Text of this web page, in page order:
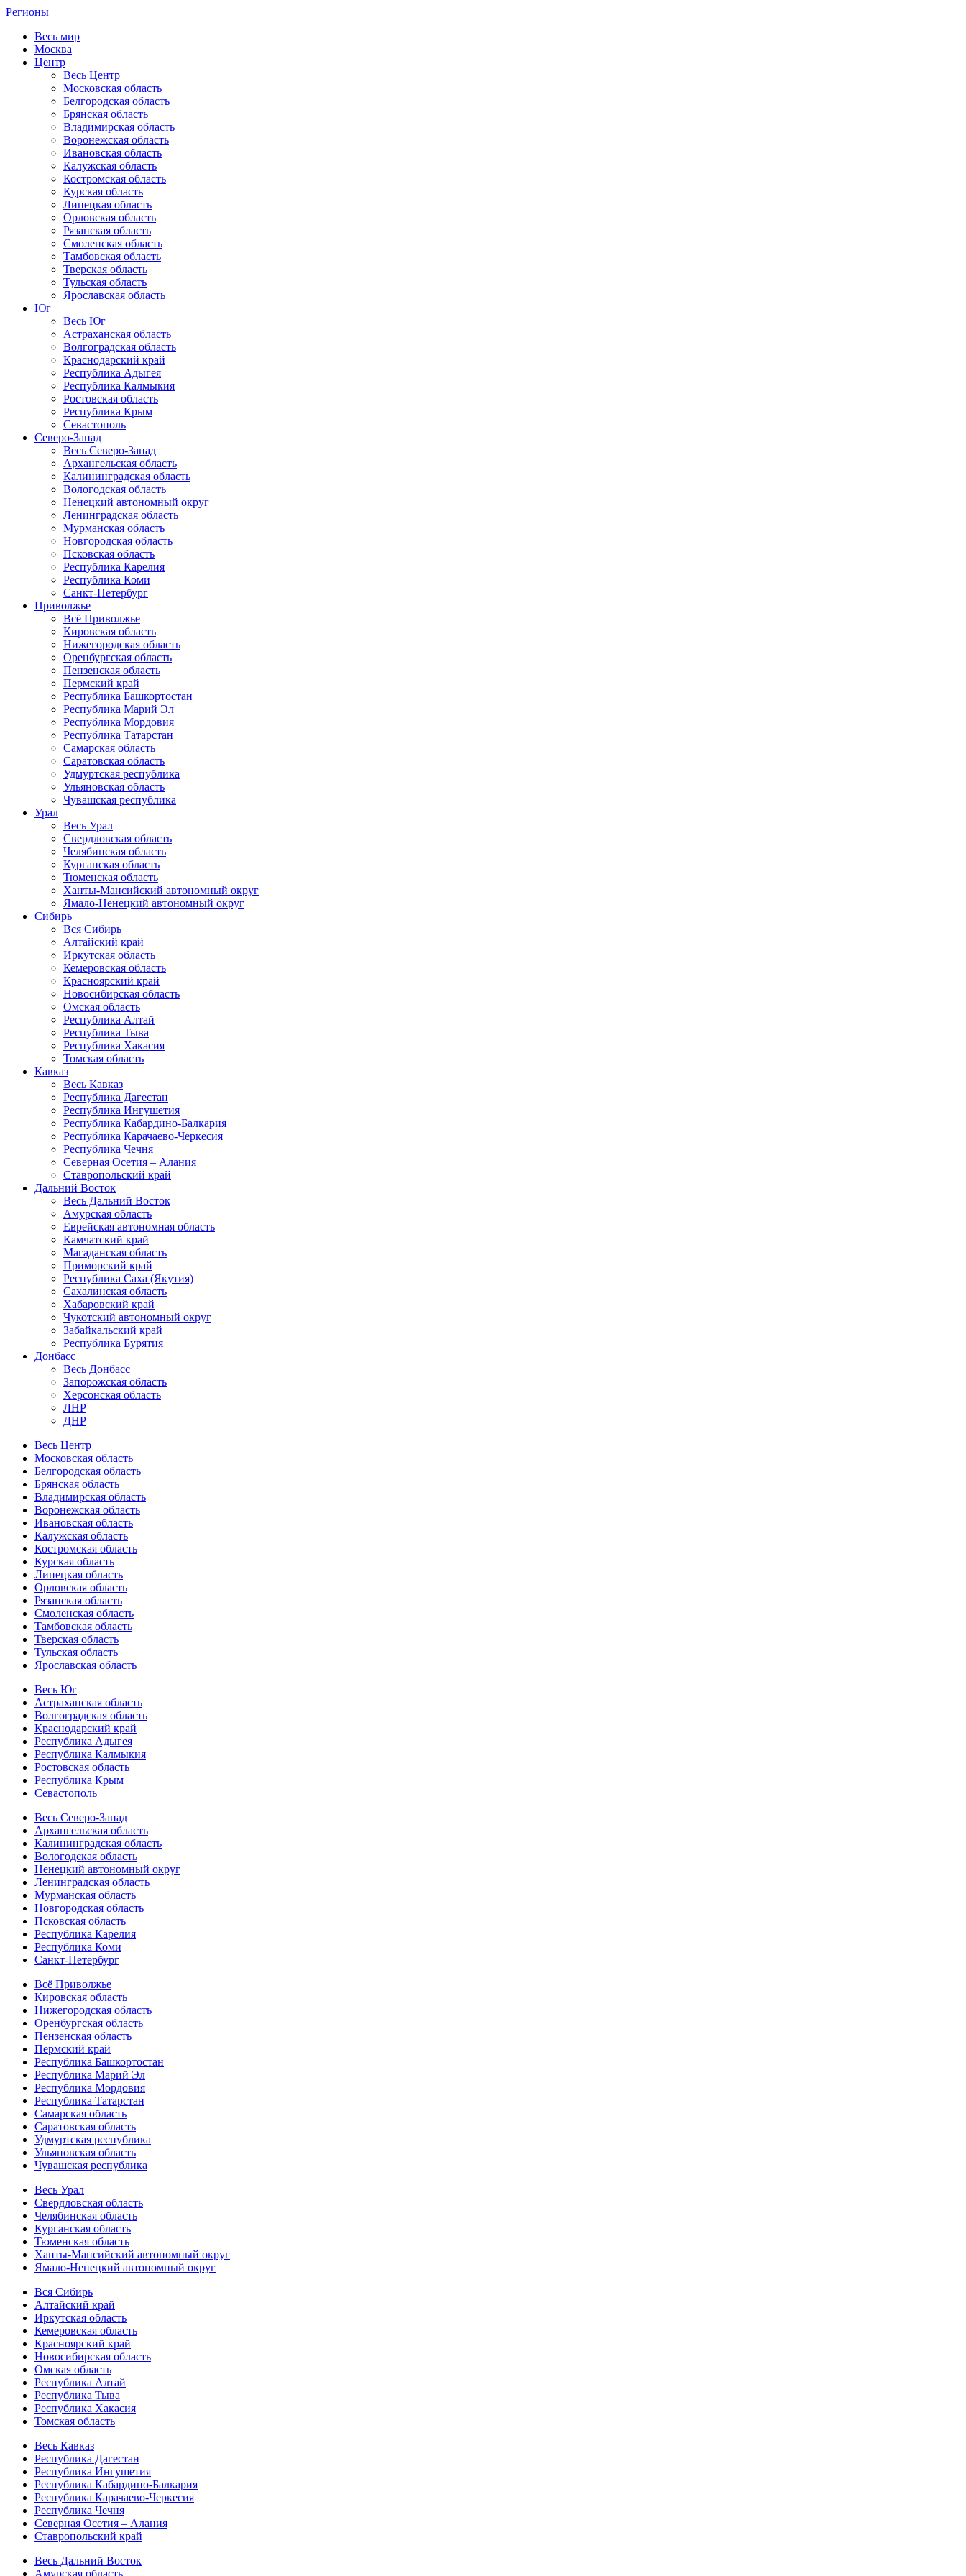
Регионы
Весь мир
Москва
Центр
Весь Центр
Московская область
Белгородская область
Брянская область
Владимирская область
Воронежская область
Ивановская область
Калужская область
Костромская область
Курская область
Липецкая область
Орловская область
Рязанская область
Смоленская область
Тамбовская область
Тверская область
Тульская область
Ярославская область
Юг
Весь Юг
Астраханская область
Волгоградская область
Краснодарский край
Республика Адыгея
Республика Калмыкия
Ростовская область
Республика Крым
Севастополь
Северо-Запад
Весь Северо-Запад
Архангельская область
Калининградская область
Вологодская область
Ненецкий автономный округ
Ленинградская область
Мурманская область
Новгородская область
Псковская область
Республика Карелия
Республика Коми
Санкт-Петербург
Приволжье
Всё Приволжье
Кировская область
Нижегородская область
Оренбургская область
Пензенская область
Пермский край
Республика Башкортостан
Республика Марий Эл
Республика Мордовия
Республика Татарстан
Самарская область
Саратовская область
Удмуртская республика
Ульяновская область
Чувашская республика
Урал
Весь Урал
Свердловская область
Челябинская область
Курганская область
Тюменская область
Ханты-Мансийский автономный округ
Ямало-Ненецкий автономный округ
Сибирь
Вся Сибирь
Алтайский край
Иркутская область
Кемеровская область
Красноярский край
Новосибирская область
Омская область
Республика Алтай
Республика Тыва
Республика Хакасия
Томская область
Кавказ
Весь Кавказ
Республика Дагестан
Республика Ингушетия
Республика Кабардино-Балкария
Республика Карачаево-Черкесия
Республика Чечня
Северная Осетия – Алания
Ставропольский край
Дальний Восток
Весь Дальний Восток
Амурская область
Еврейская автономная область
Камчатский край
Магаданская область
Приморский край
Республика Саха (Якутия)
Сахалинская область
Хабаровский край
Чукотский автономный округ
Забайкальский край
Республика Бурятия
Донбасс
Весь Донбасс
Запорожская область
Херсонская область
ЛНР
ДНР
Весь Центр
Московская область
Белгородская область
Брянская область
Владимирская область
Воронежская область
Ивановская область
Калужская область
Костромская область
Курская область
Липецкая область
Орловская область
Рязанская область
Смоленская область
Тамбовская область
Тверская область
Тульская область
Ярославская область
Весь Юг
Астраханская область
Волгоградская область
Краснодарский край
Республика Адыгея
Республика Калмыкия
Ростовская область
Республика Крым
Севастополь
Весь Северо-Запад
Архангельская область
Калининградская область
Вологодская область
Ненецкий автономный округ
Ленинградская область
Мурманская область
Новгородская область
Псковская область
Республика Карелия
Республика Коми
Санкт-Петербург
Всё Приволжье
Кировская область
Нижегородская область
Оренбургская область
Пензенская область
Пермский край
Республика Башкортостан
Республика Марий Эл
Республика Мордовия
Республика Татарстан
Самарская область
Саратовская область
Удмуртская республика
Ульяновская область
Чувашская республика
Весь Урал
Свердловская область
Челябинская область
Курганская область
Тюменская область
Ханты-Мансийский автономный округ
Ямало-Ненецкий автономный округ
Вся Сибирь
Алтайский край
Иркутская область
Кемеровская область
Красноярский край
Новосибирская область
Омская область
Республика Алтай
Республика Тыва
Республика Хакасия
Томская область
Весь Кавказ
Республика Дагестан
Республика Ингушетия
Республика Кабардино-Балкария
Республика Карачаево-Черкесия
Республика Чечня
Северная Осетия – Алания
Ставропольский край
Весь Дальний Восток
Амурская область